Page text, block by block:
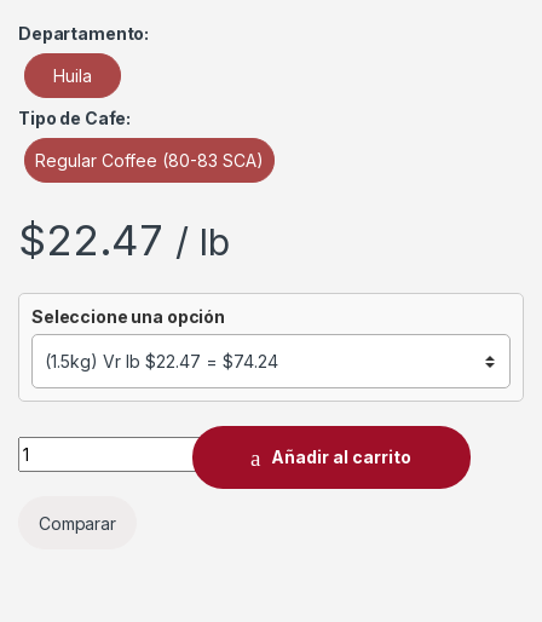
Departamento:
Huila
Tipo de Cafe:
Regular Coffee (80-83 SCA)
$22.47 / lb
Seleccione una opción
Añadir al carrito
Comparar